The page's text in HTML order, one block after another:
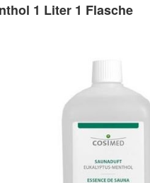
1 Liter 1 Flasche